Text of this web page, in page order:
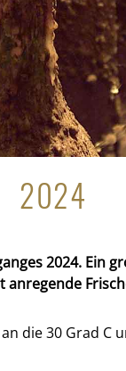
2024
2024.
die 30 Grad